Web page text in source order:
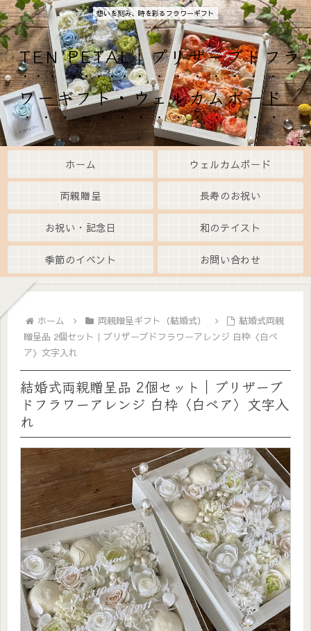
想いを刻み、時を彩るフラワーギフト
TEN PETAL｜プリザーブドフラ
ワーギフト・ウェルカムボード
ホーム ウェルカムボード
両親贈呈 長寿のお祝い
お祝い・記念日 和のテイスト
季節のイベント お問い合わせ
ホーム 両親贈呈ギフト（結婚式）
結婚式両親
贈呈品 2個セット｜プリザーブドフラワーアレンジ 白枠〈白ペ
ア〉文字入れ
結婚式両親贈呈品 2個セット｜プリザーブ
ドフラワーアレンジ 白枠〈白ペア〉文字入
れ